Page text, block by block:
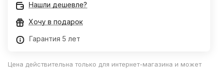
Нашли дешевле?
Хочу в подарок
Гарантия 5 лет
Цена действительна только для интернет-магазина и может